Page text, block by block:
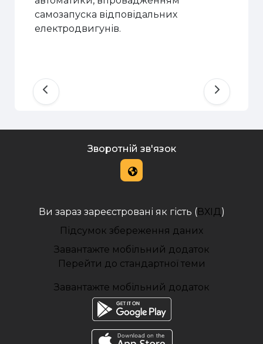
самозапуска відповідальних
електродвигунів.
Зворотній зв'язок
Ви зараз зареєстровані як гість (ВХІД )
Підсумок збереження даних
Завантажте мобільний додаток
Перейти до стандартної теми
Завантажте мобільний додаток